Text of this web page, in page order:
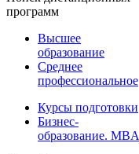
программ
Высшее
образование
Среднее
профессиональное
Курсы подготовки
Бизнес-
образование. MBA